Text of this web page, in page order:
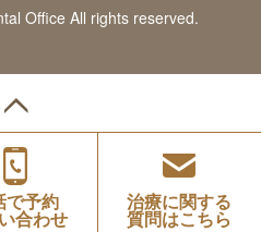
Office All rights reserved.
で予約
合わせ
治療に関する
質問はこちら